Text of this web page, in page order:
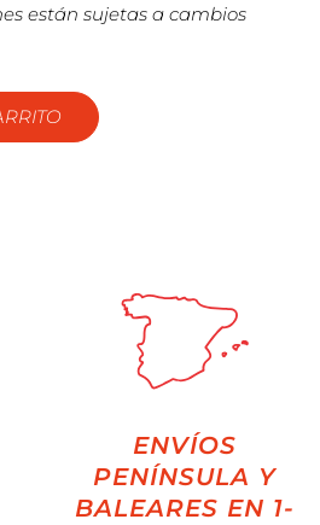
están sujetas a cambios
ENVÍOS
PENÍNSULA Y
BALEARES EN 1-